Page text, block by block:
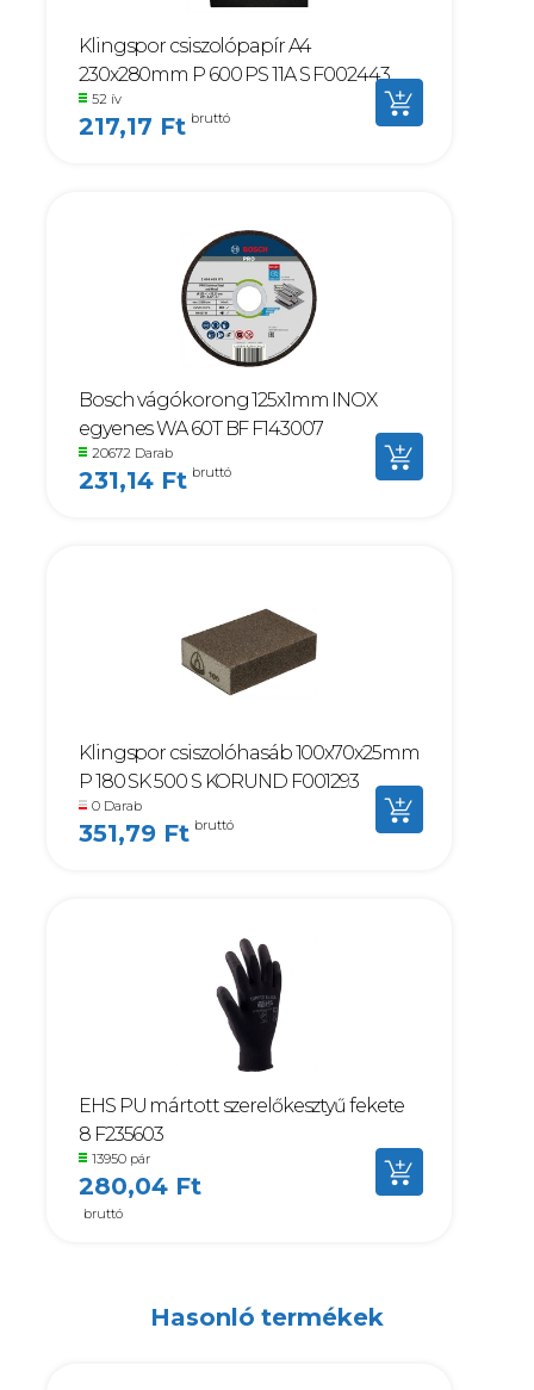
Klingspor csiszolópapír A4
230x280mm P 600 PS 11A S F002443
52 ív
217,17 Ft bruttó
Bosch vágókorong 125x1mm INOX
egyenes WA 60T BF F143007
20672 Darab
231,14 Ft bruttó
Klingspor csiszolóhasáb 100x70x25mm
P 180 SK 500 S KORUND F001293
0 Darab
351,79 Ft bruttó
EHS PU mártott szerelőkesztyű fekete
8 F235603
13950 pár
280,04 Ft
bruttó
Hasonló termékek